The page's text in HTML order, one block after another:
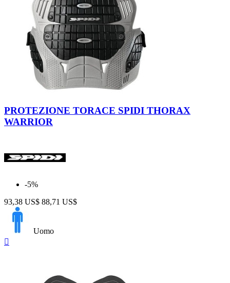
PROTEZIONE TORACE SPIDI THORAX
WARRIOR
-5%
93,38 US$ 88,71 US$
Uomo
